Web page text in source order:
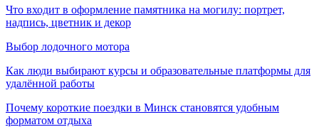
Что входит в оформление памятника на могилу: портрет,
надпись, цветник и декор
Выбор лодочного мотора
Как люди выбирают курсы и образовательные платформы для
удалённой работы
Почему короткие поездки в Минск становятся удобным
форматом отдыха